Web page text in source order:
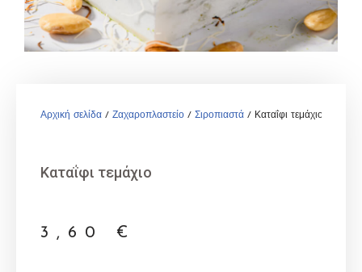
Αρχική σελίδα / Ζαχαροπλαστείο / Σιροπιαστά / Καταΐφι τεμάχιο
Καταΐφι τεμάχιο
3,60 €